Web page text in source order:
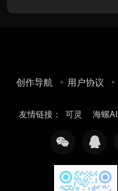
创作导航 用户协议
友情链接： 可灵 海螺AI